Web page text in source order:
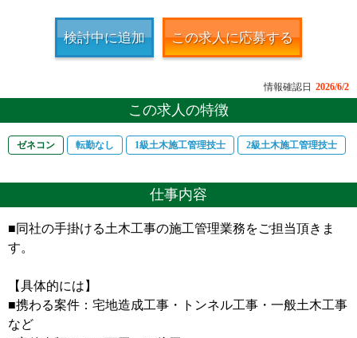
検討中に追加 この求人に応募する
情報確認日 2026/6/2
この求人の特徴
ゼネコン 転勤なし 1級土木施工管理技士 2級土木施工管理技士
仕事内容
■同社の手掛ける土木工事の施工管理業務をご担当頂きま
す。
【具体的には】
■携わる案件：宅地造成工事・トンネル工事・一般土木工事
など